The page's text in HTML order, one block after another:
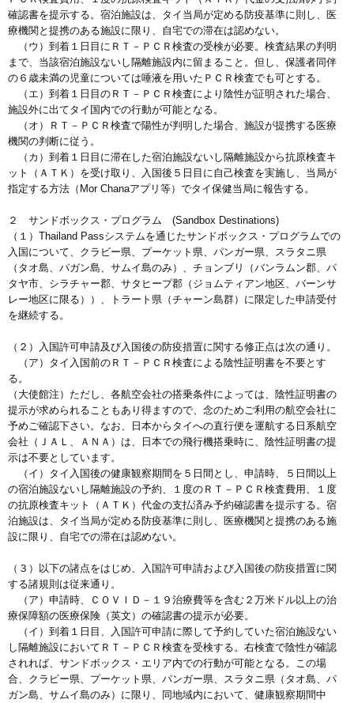
確認書を提示する。宿泊施設は、タイ当局が定める防疫基準に則し、医
療機関と提携のある施設に限り、自宅での滞在は認めない。
（ウ）到着１日目にＲＴ－ＰＣＲ検査の受検が必要。検査結果の判明
まで、当該宿泊施設ないし隔離施設内に留まること。但し、保護者同伴
の６歳未満の児童については唾液を用いたＰＣＲ検査でも可とする。
（エ）到着１日目のＲＴ－ＰＣＲ検査により陰性が証明された場合、
施設外に出てタイ国内での行動が可能となる。
（オ）ＲＴ－ＰＣＲ検査で陽性が判明した場合、施設が提携する医療
機関の判断に従う。
（カ）到着１日目に滞在した宿泊施設ないし隔離施設から抗原検査キ
ット（ＡＴＫ）を受け取り、入国後５日目に自己検査を実施し、当局が
指定する方法（Mor Chanaアプリ等）でタイ保健当局に報告する。
２ サンドボックス・プログラム (Sandbox Destinations)
（１）Thailand Passシステムを通じたサンドボックス・プログラムでの
入国について、クラビー県、プーケット県、パンガー県、スラタニ県
（タオ島、パガン島、サムイ島のみ）、チョンブリ（バンラムン郡、パ
タヤ市、シラチャー郡、サタヒープ郡（ジョムティアン地区、バーンサ
レー地区に限る））、トラート県（チャーン島群）に限定した申請受付
を継続する。
（２）入国許可申請及び入国後の防疫措置に関する修正点は次の通り。
（ア）タイ入国前のＲＴ－ＰＣＲ検査による陰性証明書を不要とす
る。
（大使館注）ただし、各航空会社の搭乗条件によっては、陰性証明書の
提示が求められることもあり得ますので、念のためご利用の航空会社に
予めご確認下さい。なお、日本からタイへの直行便を運航する日系航空
会社（ＪＡＬ、ＡＮＡ）は、日本での飛行機搭乗時に、陰性証明書の提
示は不要としています。
（イ）タイ入国後の健康観察期間を５日間とし、申請時、５日間以上
の宿泊施設ないし隔離施設の予約、１度のＲＴ－ＰＣＲ検査費用、１度
の抗原検査キット（ＡＴＫ）代金の支払済み予約確認書を提示する。宿
泊施設は、タイ当局が定める防疫基準に則し、医療機関と提携のある施
設に限り、自宅での滞在は認めない。
（３）以下の諸点をはじめ、入国許可申請および入国後の防疫措置に関
する諸規則は従来通り。
（ア）申請時、ＣＯＶＩＤ－１９治療費等を含む２万米ドル以上の治
療保障額の医療保険（英文）の確認書の提示が必要。
（イ）到着１日目、入国許可申請に際して予約していた宿泊施設ない
し隔離施設においてＲＴ－ＰＣＲ検査を受検する。右検査で陰性が確認
されれば、サンドボックス・エリア内での行動が可能となる。この場
合、クラビー県、プーケット県、パンガー県、スラタニ県（タオ島、パ
ガン島、サムイ島のみ）に限り、同地域内において、健康観察期間中